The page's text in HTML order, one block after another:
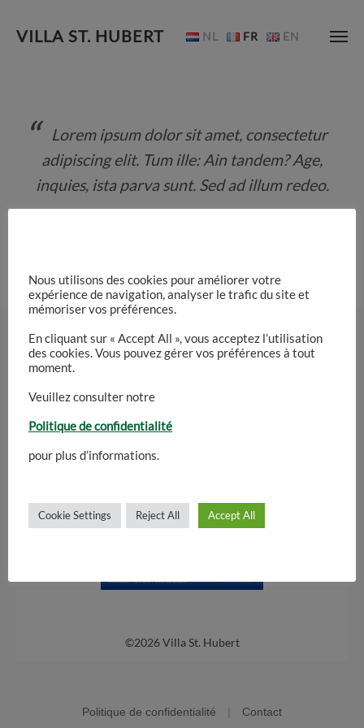
content
VILLA ST. HUBERT NL FR EN
Lorem ipsum dolor sit amet, consectetur
adipiscing elit. Tum ille: Ain tandem? Age,
inquies, ista parva sunt. Sed ad illum redeo.
©2026 Villa St. Hubert
Politique de confidentialité | Contact
Nous utilisons des cookies pour améliorer votre
expérience de navigation, analyser le trafic du site et
mémoriser vos préférences.
En cliquant sur « Accept All », vous acceptez l’utilisation
des cookies. Vous pouvez gérer vos préférences à tout
moment.
Veuillez consulter notre
Politique de confidentialité
pour plus d’informations.
Cookie Settings Reject All Accept All